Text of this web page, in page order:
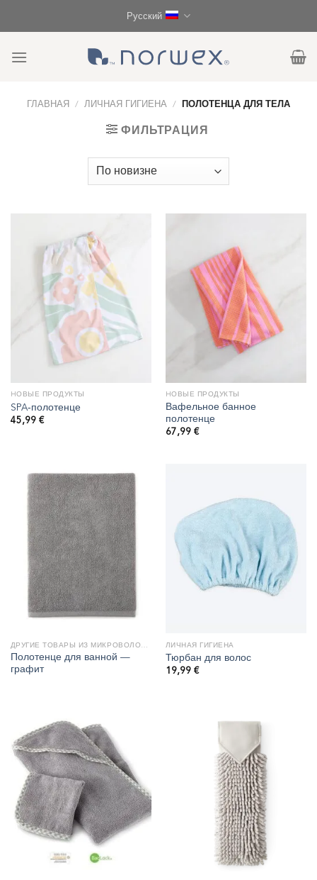
Русский
ГЛАВНАЯ / ЛИЧНАЯ ГИГИЕНА / ПОЛОТЕНЦА ДЛЯ ТЕЛА
ФИЛЬТРАЦИЯ
HОВЫЕ ПРОДУКТЫ
SPA‑полотенце
45,99 €
HОВЫЕ ПРОДУКТЫ
Вафельное банное
полотенце
67,99 €
ДРУГИЕ ТОВАРЫ ИЗ МИКРОВОЛОКНА
Полотенце для ванной —
графит
ЛИЧНАЯ ГИГИЕНА
Тюрбан для волос
19,99 €